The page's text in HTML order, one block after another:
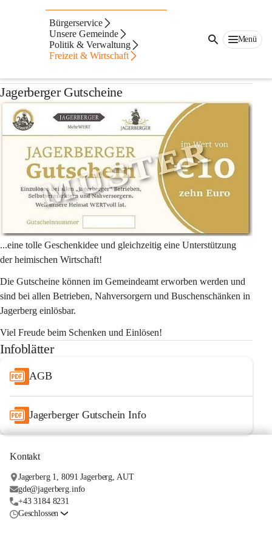
Bürgerservice
Unsere Gemeinde
Politik & Verwaltung
Freizeit & Wirtschaft
Menü
Jagerberger
Jagerberger Gutscheine
...eine tolle Geschenkidee und gleichzeitig eine Unterstützung
der heimischen Wirtschaft!
Die Gutscheine können im Gemeindeamt erworben werden und
sind bei allen Betrieben, Nahversorgern und Buschenschänken in
Jagerberg einlösbar.
Viel Freude beim Schenken und Einlösen!
Infoblätter
AGB
Jagerberger Gutschein Info
Kontakt
Jagerberg 1, 8091 Jagerberg, AUT
gde@jagerberg.info
+43 3184 8231
Geschlossen